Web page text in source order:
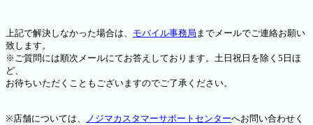
上記で解決しなかった場合は、 モバイル事務局 までメールでご連絡お願い
致します。
※ご質問には順次メールにてお答えしております。土日祝日を除く5日ほ
ど、
お待ちいただくこともございますのでご了承ください。
※店舗については、 ノジマカスタマーサポートセンターへお問い合わせく